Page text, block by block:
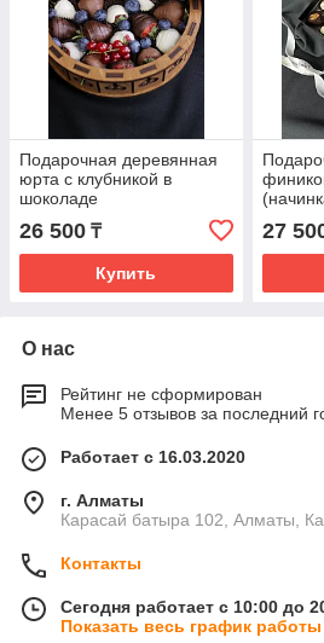
Подарочная деревянная
юрта с клубникой в
шоколаде
26 500 ₸
Купить
27
О нас
Рейтинг не сформирован
Менее 5 отзывов за последний
Работает с 16.03.2020
г. Алматы
Карасай батыра 102, Алматы,
Контакты
Сегодня работает с 10:00 до
Показать весь график работы